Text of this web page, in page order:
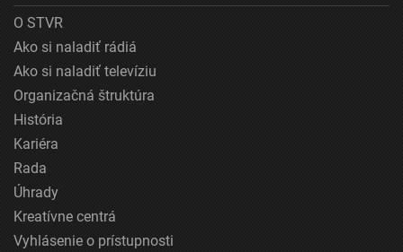
O STVR
Ako si naladiť rádiá
Ako si naladiť televíziu
Organizačná štruktúra
História
Kariéra
Rada
Úhrady
Kreatívne centrá
Vyhlásenie o prístupnosti